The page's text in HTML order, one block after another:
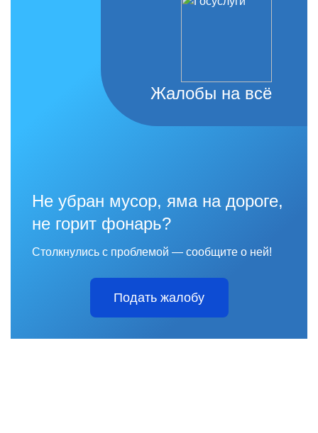
Жалобы на всё
Не убран мусор, яма на дороге,
не горит фонарь?
Столкнулись с проблемой — сообщите о ней!
Подать жалобу